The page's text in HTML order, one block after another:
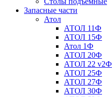
Запасные части
Атол
АТОЛ 11Ф
АТОЛ 15Ф
Атол 1Ф
АТОЛ 20Ф
АТОЛ 22 v2Ф
АТОЛ 25Ф
АТОЛ 27Ф
АТОЛ 30Ф